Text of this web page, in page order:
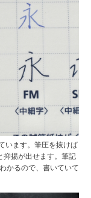
います。筆圧を抜けば
抑揚が出せます。筆記
かるので、書いていて